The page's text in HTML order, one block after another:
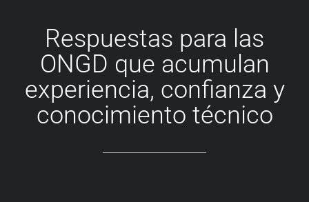
Respuestas para las
ONGD que acumulan
experiencia, confianza y
conocimiento técnico